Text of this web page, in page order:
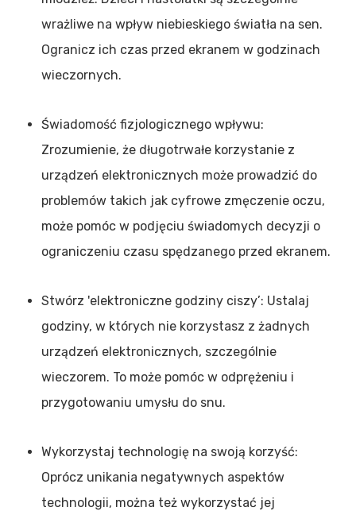
wrażliwe na wpływ niebieskiego światła na sen.
Ogranicz ich czas przed ekranem w godzinach
wieczornych.
Świadomość fizjologicznego wpływu:
Zrozumienie, że długotrwałe korzystanie z
urządzeń elektronicznych może prowadzić do
problemów takich jak cyfrowe zmęczenie oczu,
może pomóc w podjęciu świadomych decyzji o
ograniczeniu czasu spędzanego przed ekranem.
Stwórz 'elektroniczne godziny ciszy’: Ustalaj
godziny, w których nie korzystasz z żadnych
urządzeń elektronicznych, szczególnie
wieczorem. To może pomóc w odprężeniu i
przygotowaniu umysłu do snu.
Wykorzystaj technologię na swoją korzyść:
Oprócz unikania negatywnych aspektów
technologii, można też wykorzystać jej